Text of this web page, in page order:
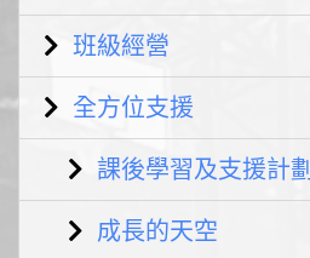
班級經營
全方位支援
課後學習及支援計劃
成長的天空